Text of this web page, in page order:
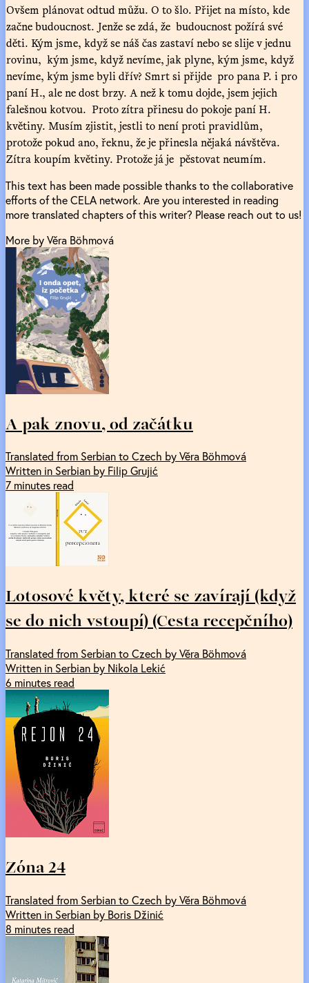
Ovšem plánovat odtud můžu. O to šlo. Přijet na místo, kde
začne budoucnost. Jenže se zdá, že budoucnost požírá své
děti. Kým jsme, když se náš čas zastaví nebo se slije v jednu
rovinu, kým jsme, když nevíme, jak plyne, kým jsme, když
nevíme, kým jsme byli dřív? Smrt si přijde pro pana P. i pro
paní H., ale ne dost brzy. A než k tomu dojde, jsem jejich
falešnou kotvou. Proto zítra přinesu do pokoje paní H.
květiny. Musím zjistit, jestli to není proti pravidlům,
protože pokud ano, řeknu, že je přinesla nějaká návštěva.
Zítra koupím květiny. Protože já je pěstovat neumím.
This text has been made possible thanks to the collaborative
efforts of the CELA network. Are you interested in reading
more translated chapters of this writer? Please reach out to us!
More by Věra Böhmová
A pak znovu, od začátku
Translated from Serbian to Czech by Věra Böhmová
Written in Serbian by Filip Grujić
7 minutes read
Lotosové květy, které se zavírají (když
se do nich vstoupí) (Cesta recepčního)
Translated from Serbian to Czech by Věra Böhmová
Written in Serbian by Nikola Lekić
6 minutes read
Zóna 24
Translated from Serbian to Czech by Věra Böhmová
Written in Serbian by Boris Džinić
8 minutes read